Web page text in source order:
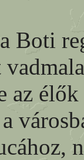
Boti
az